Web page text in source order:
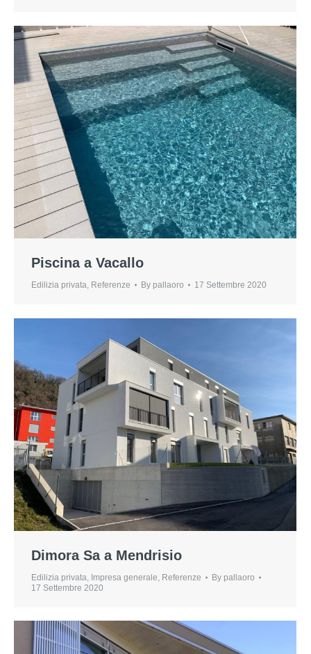
Piscina a Vacallo
Edilizia privata Referenze By pallaoro 17 Settembre 2020
Dimora Sa a Mendrisio
Edilizia privata Impresa generale Referenze By pallaoro
17 Settembre 2020